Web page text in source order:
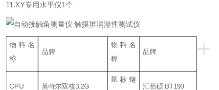
11.XY专用水平仪1个
+
物料名
称
品牌
物料名
称
品牌
CPU 英特尔双核3.2G
鼠标键
汇佰硕 BT190